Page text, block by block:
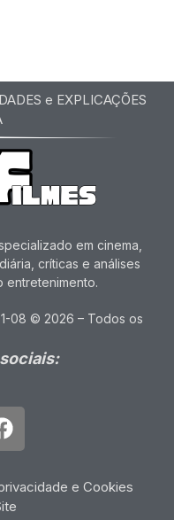
e EXPLICAÇÕES
em cinema,
críticas e análises
entretenimento.
08 © 2026 – Todos os
e Cookies